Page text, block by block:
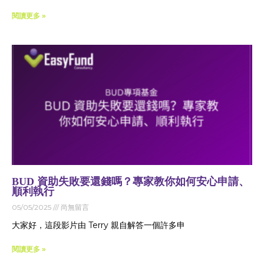
閱讀更多 »
BUD 資助失敗要還錢嗎？專家教你如何安心申請、
順利執行
05/05/2025 尚無留言
大家好，這段影片由 Terry 親自解答一個許多申
閱讀更多 »